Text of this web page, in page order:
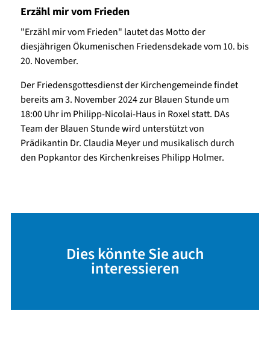
Erzähl mir vom Frieden
"Erzähl mir vom Frieden" lautet das Motto der
diesjährigen Ökumenischen Friedensdekade vom 10. bis
20. November.
Der Friedensgottesdienst der Kirchengemeinde findet
bereits am 3. November 2024 zur Blauen Stunde um
18:00 Uhr im Philipp-Nicolai-Haus in Roxel statt. DAs
Team der Blauen Stunde wird unterstützt von
Prädikantin Dr. Claudia Meyer und musikalisch durch
den Popkantor des Kirchenkreises Philipp Holmer.
Dies könnte Sie auch
interessieren